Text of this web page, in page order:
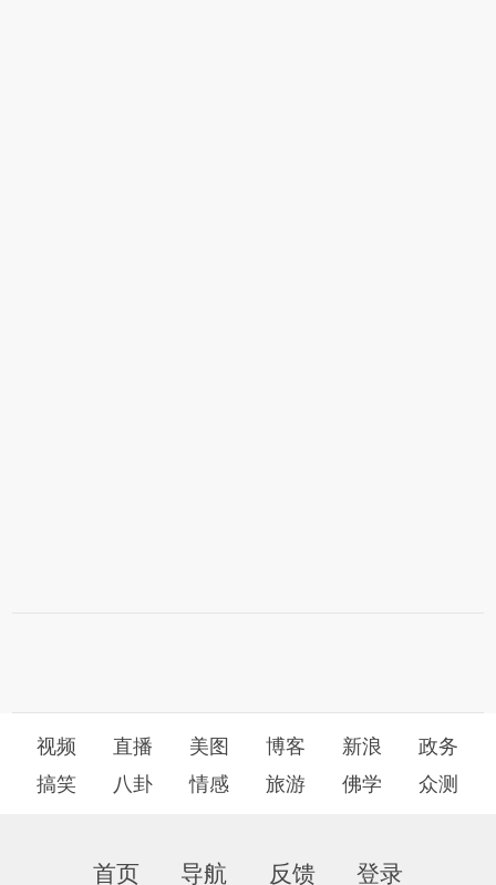
视频 直播 美图 博客 新浪
政务
搞笑
八卦 情感 旅游 佛学 众测
首页 导航 反馈 登录